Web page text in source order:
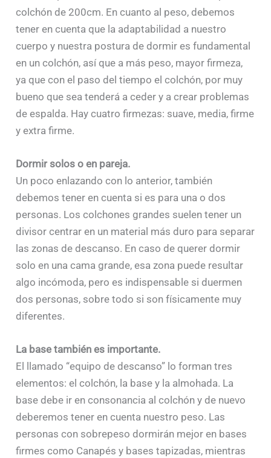
colchón de 200cm. En cuanto al peso, debemos
tener en cuenta que la adaptabilidad a nuestro
cuerpo y nuestra postura de dormir es fundamental
en un colchón, así que a más peso, mayor firmeza,
ya que con el paso del tiempo el colchón, por muy
bueno que sea tenderá a ceder y a crear problemas
de espalda. Hay cuatro firmezas: suave, media, firme
y extra firme.
Dormir solos o en pareja.
Un poco enlazando con lo anterior, también
debemos tener en cuenta si es para una o dos
personas. Los colchones grandes suelen tener un
divisor centrar en un material más duro para separar
las zonas de descanso. En caso de querer dormir
solo en una cama grande, esa zona puede resultar
algo incómoda, pero es indispensable si duermen
dos personas, sobre todo si son físicamente muy
diferentes.
La base también es importante.
El llamado “equipo de descanso” lo forman tres
elementos: el colchón, la base y la almohada. La
base debe ir en consonancia al colchón y de nuevo
deberemos tener en cuenta nuestro peso. Las
personas con sobrepeso dormirán mejor en bases
firmes como Canapés y bases tapizadas, mientras